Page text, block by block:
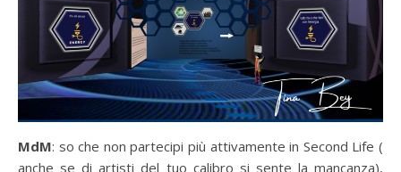
MdM: so che non partecipi più attivamente in Second Life (
anche se di artisti del tuo calibro si sente la mancanza),